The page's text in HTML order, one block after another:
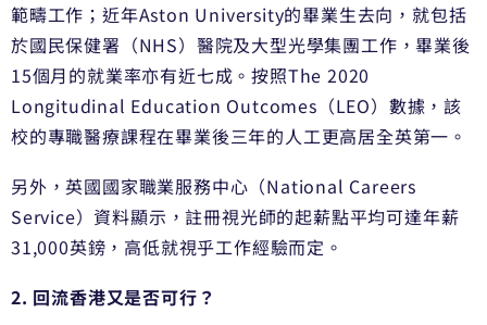
範疇工作；近年Aston University的畢業生去向，就包括
於國民保健署（NHS）醫院及大型光學集團工作，畢業後
15個月的就業率亦有近七成。按照The 2020
Longitudinal Education Outcomes（LEO）數據，該
校的專職醫療課程在畢業後三年的人工更高居全英第一。
另外，英國國家職業服務中心（National Careers
Service）資料顯示，註冊視光師的起薪點平均可達年薪
31,000英鎊，高低就視乎工作經驗而定。
2. 回流香港又是否可行？